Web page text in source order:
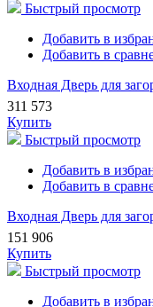
Быстрый просмотр
Добавить в
Добавить в
Входная Дверь для
311 573
Купить
Быстрый просмотр
Добавить в
Добавить в
Входная Дверь для
151 906
Купить
Быстрый просмотр
Добавить в